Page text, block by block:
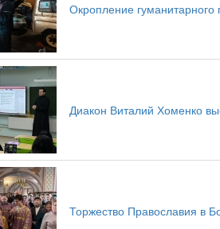
Окропление гуманитарного
Диакон Виталий Хоменко
Торжество Православия в